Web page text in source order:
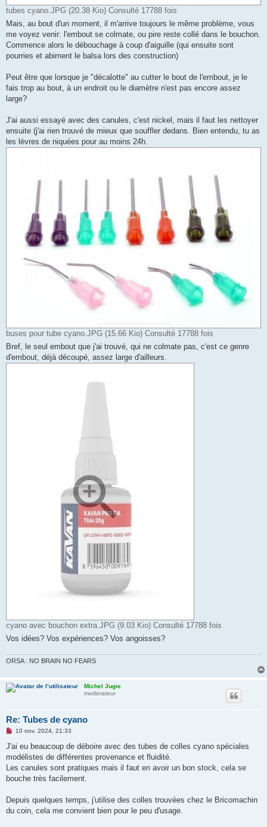
tubes cyano.JPG (20.38 Kio) Consulté 17788 fois
Mais, au bout d'un moment, il m'arrive toujours le même problème, vous
me voyez venir: l'embout se colmate, ou pire reste collé dans le bouchon.
Commence alors le débouchage à coup d'aiguille (qui ensuite sont
pourries et abiment le balsa lors des construction)
Peut être que lorsque je "décalotte" au cutter le bout de l'embout, je le
fais trop au bout, à un endroit ou le diamètre n'est pas encore assez
large?
J'ai aussi essayé avec des canules, c'est nickel, mais il faut les nettoyer
ensuite (j'ai rien trouvé de mieux que souffler dedans. Bien entendu, tu as
les lèvres de niquées pour au moins 24h.
buses pour tube cyano.JPG (15.66 Kio) Consulté 17788 fois
Bref, le seul embout que j'ai trouvé, qui ne colmate pas, c'est ce genre
d'embout, déjà découpé, assez large d'ailleurs.
cyano avec bouchon extra.JPG (9.03 Kio) Consulté 17788 fois
Vos idées? Vos expériences? Vos angoisses?
ORSA : NO BRAIN NO FEARS
Michel Jugie
moderateur
Re: Tubes de cyano
M
s
a
g
n
l
u
10 nov. 2024, 21:33
J'ai eu beaucoup de déboire avec des tubes de colles cyano spéciales
modélistes de différentes provenance et fluidité.
Les canules sont pratiques mais il faut en avoir un bon stock, cela se
bouche très facilement.
Depuis quelques temps, j'utilise des colles trouvées chez le Bricomachin
du coin, cela me convient bien pour le peu d'usage.